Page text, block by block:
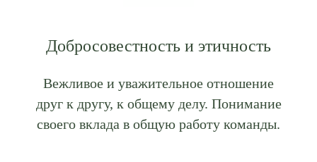
Добросовестность и этичность
Вежливое и уважительное отношение
друг к другу, к общему делу. Понимание
своего вклада в общую работу команды.